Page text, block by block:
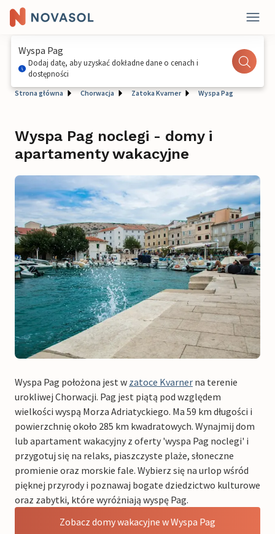
Wyspa Pag
Dodaj datę, aby uzyskać dokładne dane o cenach i
dostępności
Strona główna Chorwacja Zatoka Kvarner Wyspa Pag
Wyspa Pag noclegi - domy i
apartamenty wakacyjne
Wyspa Pag położona jest w zatoce Kvarner na terenie
urokliwej Chorwacji. Pag jest piątą pod względem
wielkości wyspą Morza Adriatyckiego. Ma 59 km długości i
powierzchnię około 285 km kwadratowych. Wynajmij dom
lub apartament wakacyjny z oferty 'wyspa Pag noclegi' i
przygotuj się na relaks, piaszczyste plaże, słoneczne
promienie oraz morskie fale. Wybierz się na urlop wśród
pięknej przyrody i poznawaj bogate dziedzictwo kulturowe
oraz zabytki, które wyróżniają wyspę Pag.
Zobacz domy wakacyjne w Wyspa Pag